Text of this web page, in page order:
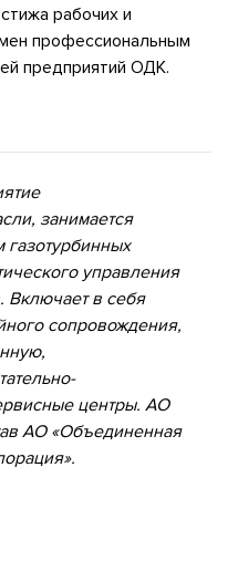
рабочих и
профессиональным
предприятий ОДК.
занимается
газотурбинных
управления
Включает в себя
сопровождения,
центры. АО
АО «Объединенная